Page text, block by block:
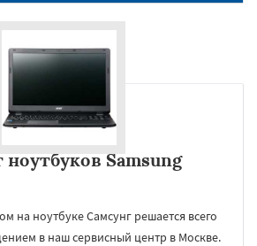
Samsung
на ноутбуке Самсунг решается всего
в наш сервисный центр в Москве.
×